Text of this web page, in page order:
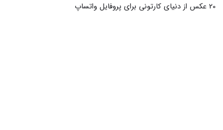
20 عکس از دنیای کارتونی برای پروفایل واتساپ